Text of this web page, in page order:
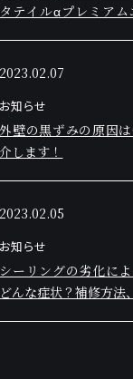
タテイルαプレミアム
2023.02.07
お知らせ
外壁の黒ずみの原因
介します！
2023.02.05
お知らせ
シーリングの劣化に
どんな症状？補修方法